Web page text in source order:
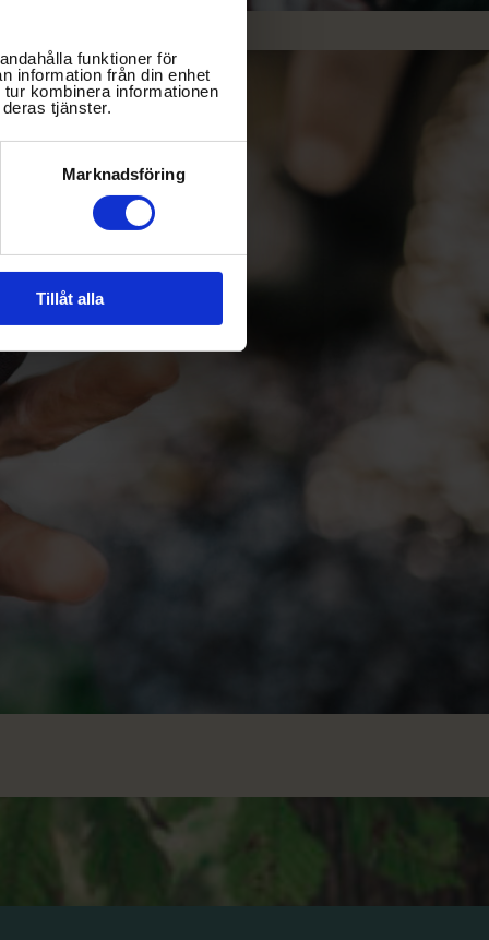
funktioner för
information från din enhet
kombinera informationen
tjänster.
Marknadsföring
Tillåt alla